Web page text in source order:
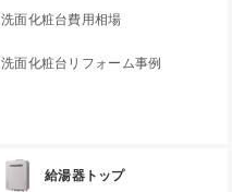
洗面化粧台費用相場
洗面化粧台リフォーム事例
給湯器トップ